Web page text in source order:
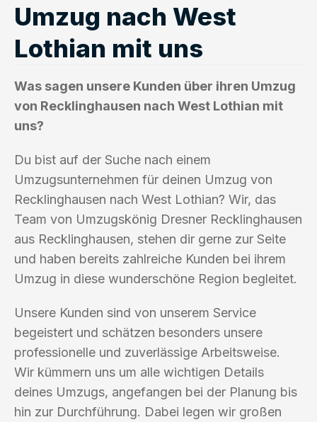
Umzug nach West
Lothian mit uns
Was sagen unsere Kunden über ihren Umzug
von Recklinghausen nach West Lothian mit
uns?
Du bist auf der Suche nach einem
Umzugsunternehmen für deinen Umzug von
Recklinghausen nach West Lothian? Wir, das
Team von Umzugskönig Dresner Recklinghausen
aus Recklinghausen, stehen dir gerne zur Seite
und haben bereits zahlreiche Kunden bei ihrem
Umzug in diese wunderschöne Region begleitet.
Unsere Kunden sind von unserem Service
begeistert und schätzen besonders unsere
professionelle und zuverlässige Arbeitsweise.
Wir kümmern uns um alle wichtigen Details
deines Umzugs, angefangen bei der Planung bis
hin zur Durchführung. Dabei legen wir großen